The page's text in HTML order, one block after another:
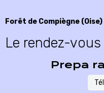
Forêt de Compiègne (Oise)
Le rendez-vous
Prepa